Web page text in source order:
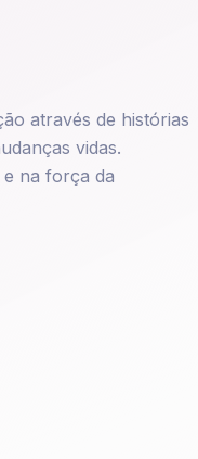
através de histórias
vidas.
na força da